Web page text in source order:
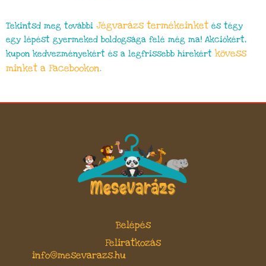
Tekintsd meg további Jégvarázs termékeinket és tégy
egy lépést gyermeked boldogsága felé még ma! Akciókért,
kupon kedvezményekért és a legfrissebb hírekért kövess
minket a Facebookon.
Belépés
Feliratkozás
info@mesevarazs.hu